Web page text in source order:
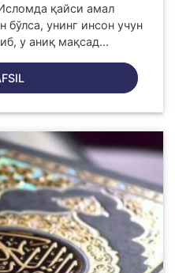
қайси амал
бўлса, унинг инсон учун
у аниқ мақсад...